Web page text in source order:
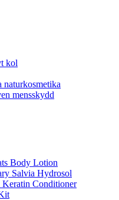
kol
naturkosmetika
mensskydd
Body Lotion
Salvia Hydrosol
Conditioner